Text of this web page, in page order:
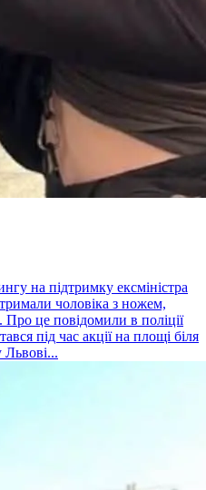
на підтримку ексміністра
чоловіка з ножем,
це повідомили в поліції
під час акції на площі біля